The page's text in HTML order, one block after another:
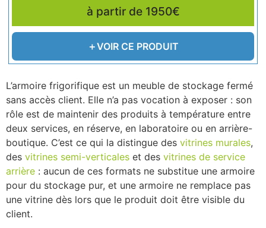
à partir de 1950€
VOIR CE PRODUIT
L’armoire frigorifique est un meuble de stockage fermé
sans accès client. Elle n’a pas vocation à exposer : son
rôle est de maintenir des produits à température entre
deux services, en réserve, en laboratoire ou en arrière-
boutique. C’est ce qui la distingue des vitrines murales,
des vitrines semi-verticales et des vitrines de service
arrière : aucun de ces formats ne substitue une armoire
pour du stockage pur, et une armoire ne remplace pas
une vitrine dès lors que le produit doit être visible du
client.